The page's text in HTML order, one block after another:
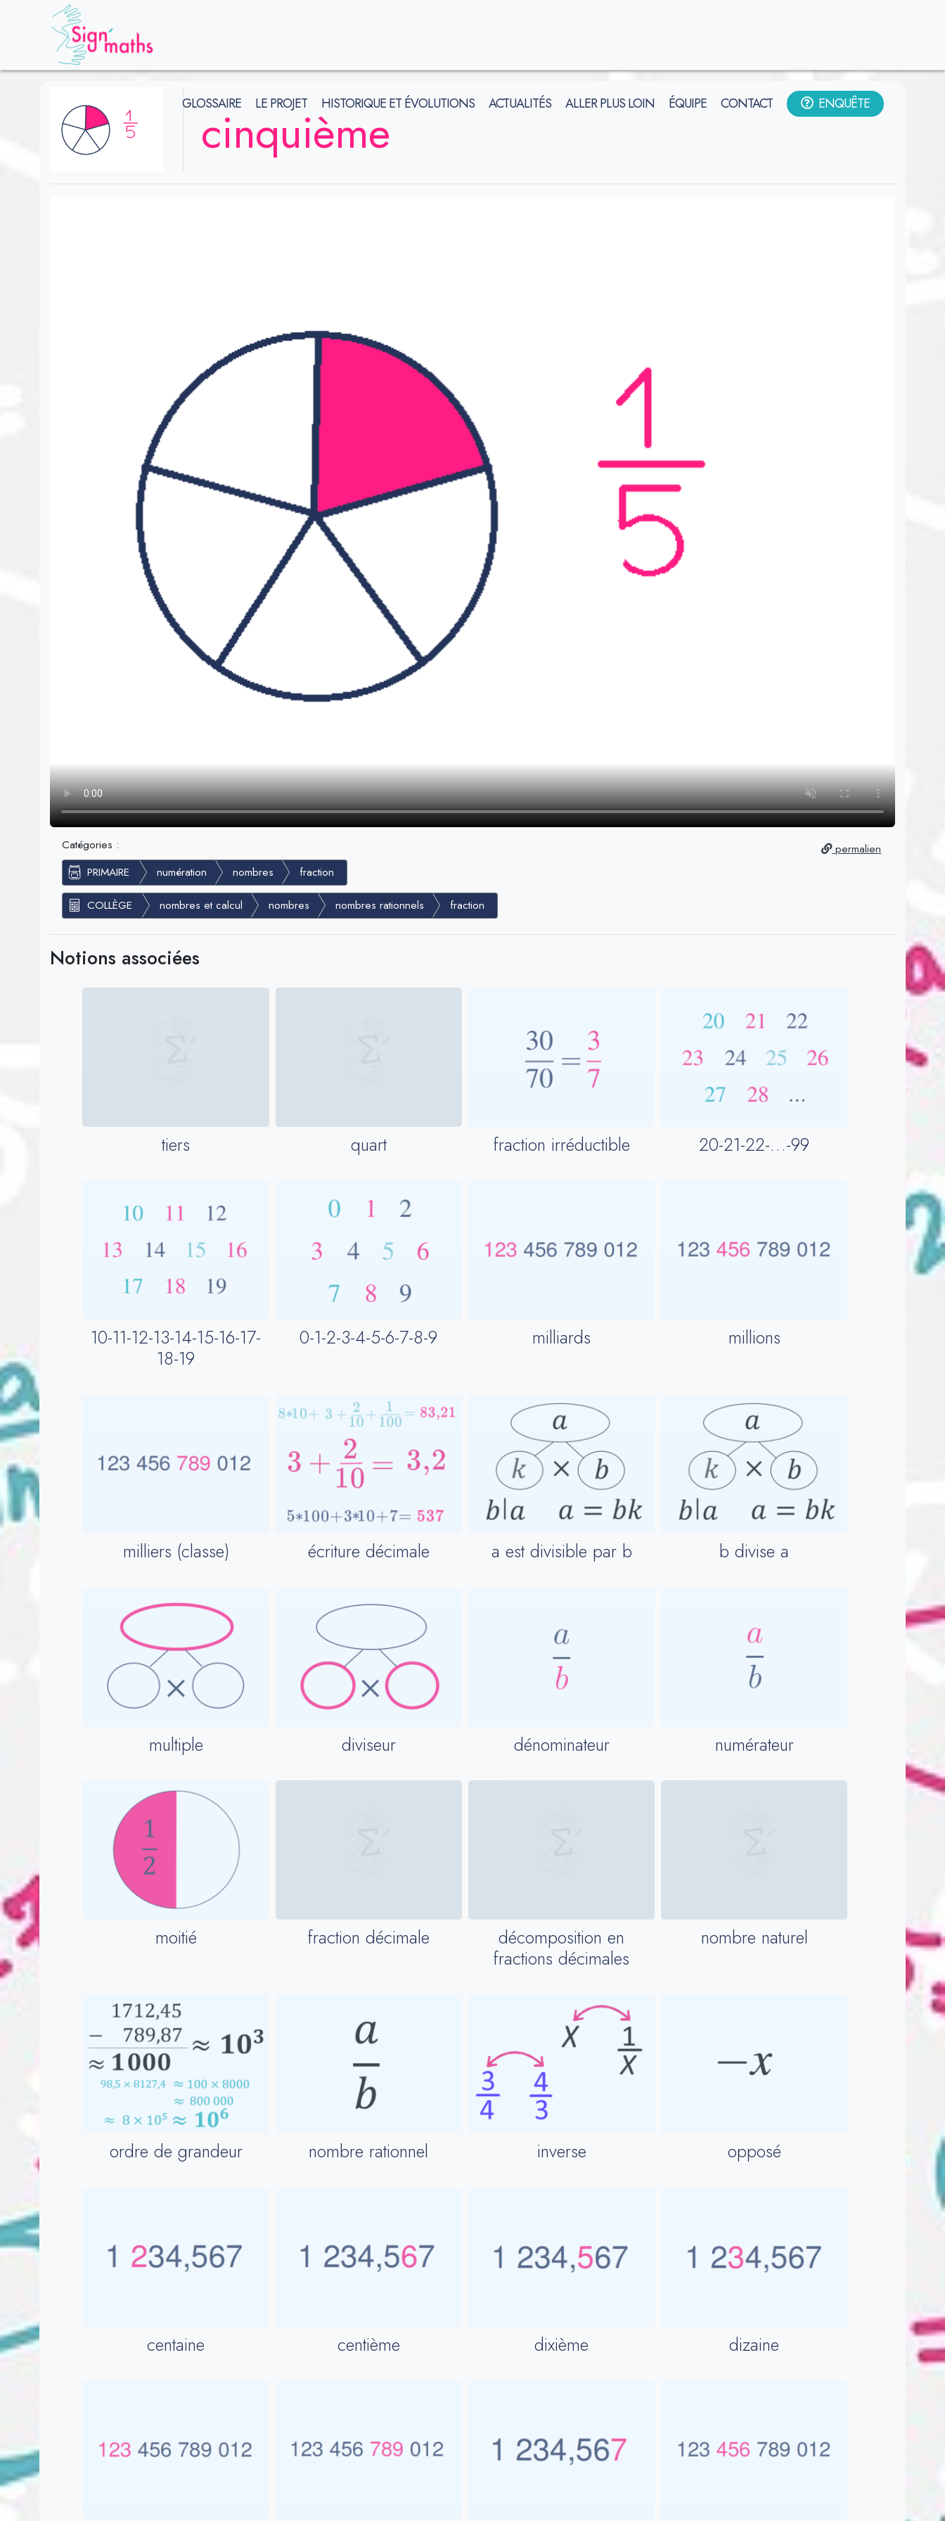
GLOSSAIRE LE PROJET HISTORIQUE ET ÉVOLUTIONS ACTUALITÉS ALLER PLUS LOIN ÉQUIPE CONTACT ENQUÊTE
cinquième
permalien
Catégories :
PRIMAIRE numération nombres fraction
COLLÈGE nombres et calcul nombres nombres rationnels fraction
Notions associées
tiers quart fraction irréductible 20-21-22-…-99
10-11-12-13-14-15-16-17-
18-19
0-1-2-3-4-5-6-7-8-9 milliards millions
milliers (classe) écriture décimale a est divisible par b b divise a
multiple diviseur dénominateur numérateur
moitié fraction décimale
décomposition en
fractions décimales
nombre naturel
ordre de grandeur nombre rationnel inverse opposé
centaine centième dixième dizaine